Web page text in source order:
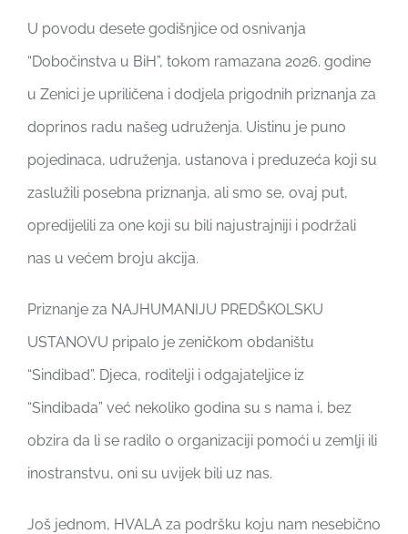
U povodu desete godišnjice od osnivanja
“Dobočinstva u BiH”, tokom ramazana 2026. godine
u Zenici je upriličena i dodjela prigodnih priznanja za
doprinos radu našeg udruženja. Uistinu je puno
pojedinaca, udruženja, ustanova i preduzeća koji su
zaslužili posebna priznanja, ali smo se, ovaj put,
opredijelili za one koji su bili najustrajniji i podržali
nas u većem broju akcija.
Priznanje za NAJHUMANIJU PREDŠKOLSKU
USTANOVU pripalo je zeničkom obdaništu
“Sindibad”. Djeca, roditelji i odgajateljice iz
“Sindibada” već nekoliko godina su s nama i, bez
obzira da li se radilo o organizaciji pomoći u zemlji ili
inostranstvu, oni su uvijek bili uz nas.
Još jednom, HVALA za podršku koju nam nesebično